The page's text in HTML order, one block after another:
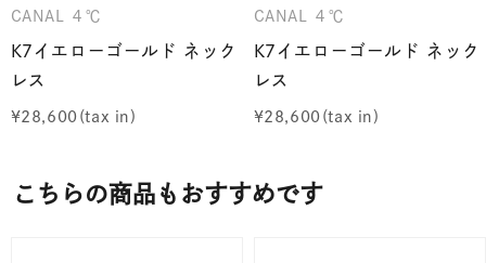
CANAL ４℃
K7イエローゴールド ネック
レス
¥28,600
CANAL ４℃
K7イエローゴールド ネック
レス
¥28,600
こちらの商品もおすすめです